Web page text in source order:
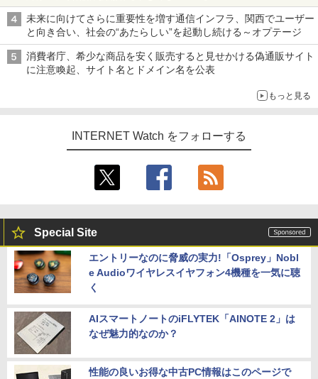
未来に向けてさらに重要性を増す通信インフラ、関西でユーザー
と向き合い、社会の“あたらしい”を起動し続ける～オプテージ
消費者庁、希少な商品を安く販売すると見せかける偽通販サイト
に注意喚起、サイト名とドメイン名を公表
もっと見る
INTERNET Watch をフォローする
Special Site
エントリーなのに脅威の実力!「Osprey」Nobl
e Audioワイヤレスイヤフォン4機種を一気に聴
く
AIスマートノートのiFLYTEK「AINOTE 2」は
なぜ魅力的なのか？
性能の良いお得な中古PC情報はこのページで